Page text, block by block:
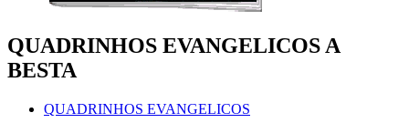
QUADRINHOS EVANGELICOS A
BESTA
QUADRINHOS EVANGELICOS